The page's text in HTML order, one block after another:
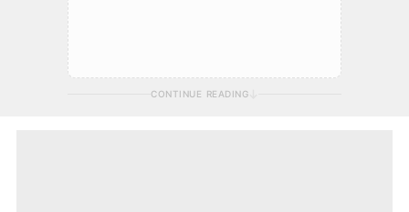
CONTINUE READING